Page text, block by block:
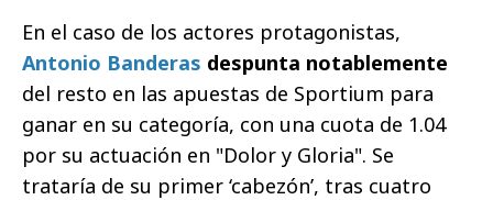
En el caso de los actores protagonistas,
Antonio Banderas despunta notablemente
del resto en las apuestas de Sportium para
ganar en su categoría, con una cuota de 1.04
por su actuación en "Dolor y Gloria". Se
trataría de su primer ‘cabezón’, tras cuatro